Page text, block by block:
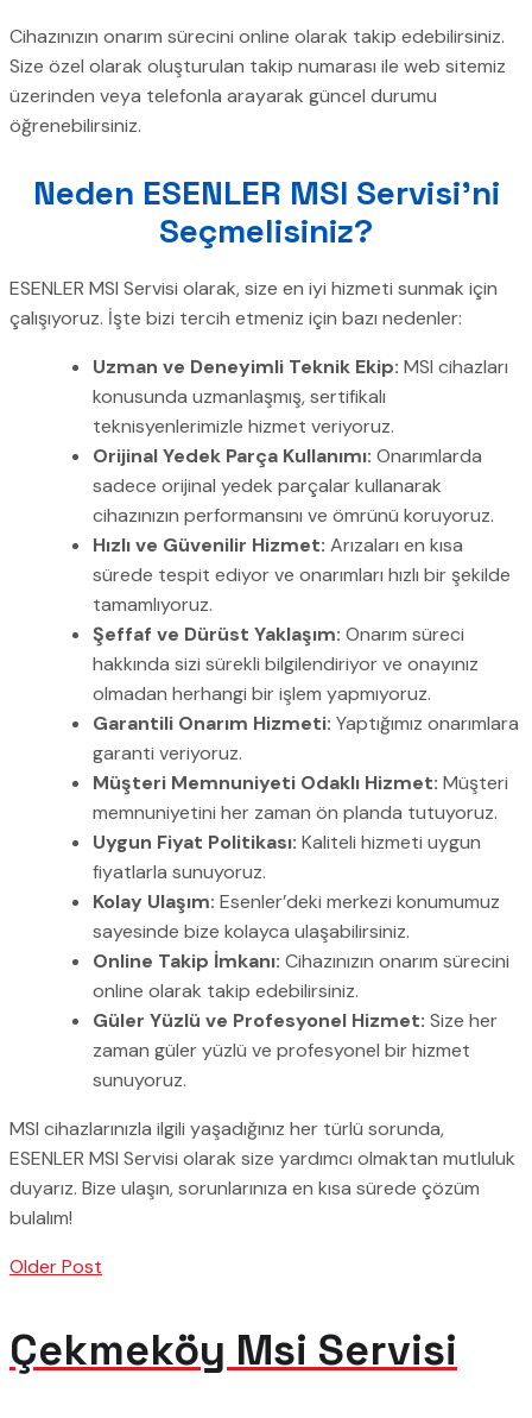
Cihazınızın onarım sürecini online olarak takip edebilirsiniz.
Size özel olarak oluşturulan takip numarası ile web sitemiz
üzerinden veya telefonla arayarak güncel durumu
öğrenebilirsiniz.
Neden ESENLER MSI Servisi’ni
Seçmelisiniz?
ESENLER MSI Servisi olarak, size en iyi hizmeti sunmak için
çalışıyoruz. İşte bizi tercih etmeniz için bazı nedenler:
Uzman ve Deneyimli Teknik Ekip: MSI cihazları
konusunda uzmanlaşmış, sertifikalı
teknisyenlerimizle hizmet veriyoruz.
Orijinal Yedek Parça Kullanımı: Onarımlarda
sadece orijinal yedek parçalar kullanarak
cihazınızın performansını ve ömrünü koruyoruz.
Hızlı ve Güvenilir Hizmet: Arızaları en kısa
sürede tespit ediyor ve onarımları hızlı bir şekilde
tamamlıyoruz.
Şeffaf ve Dürüst Yaklaşım: Onarım süreci
hakkında sizi sürekli bilgilendiriyor ve onayınız
olmadan herhangi bir işlem yapmıyoruz.
Garantili Onarım Hizmeti: Yaptığımız onarımlara
garanti veriyoruz.
Müşteri Memnuniyeti Odaklı Hizmet: Müşteri
memnuniyetini her zaman ön planda tutuyoruz.
Uygun Fiyat Politikası: Kaliteli hizmeti uygun
fiyatlarla sunuyoruz.
Kolay Ulaşım: Esenler’deki merkezi konumumuz
sayesinde bize kolayca ulaşabilirsiniz.
Online Takip İmkanı: Cihazınızın onarım sürecini
online olarak takip edebilirsiniz.
Güler Yüzlü ve Profesyonel Hizmet: Size her
zaman güler yüzlü ve profesyonel bir hizmet
sunuyoruz.
MSI cihazlarınızla ilgili yaşadığınız her türlü sorunda,
ESENLER MSI Servisi olarak size yardımcı olmaktan mutluluk
duyarız. Bize ulaşın, sorunlarınıza en kısa sürede çözüm
bulalım!
Older Post
Çekmeköy Msi Servisi